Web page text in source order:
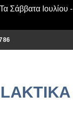
Σάββατα